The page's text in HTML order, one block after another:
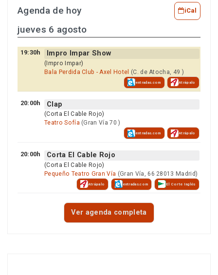
Agenda de hoy iCal
jueves 6 agosto
19:30h Impro Impar Show
(Impro Impar)
Bala Perdida Club - Axel Hotel (C. de Atocha, 49 )
entradas.com Atrápalo
20:00h Clap
(Corta El Cable Rojo)
Teatro Sofía (Gran Vía 70 )
entradas.com Atrápalo
20:00h Corta El Cable Rojo
(Corta El Cable Rojo)
Pequeño Teatro Gran Vía (Gran Vía, 66 28013 Madrid)
Atrápalo entradas.com El Corte Inglés
Ver agenda completa